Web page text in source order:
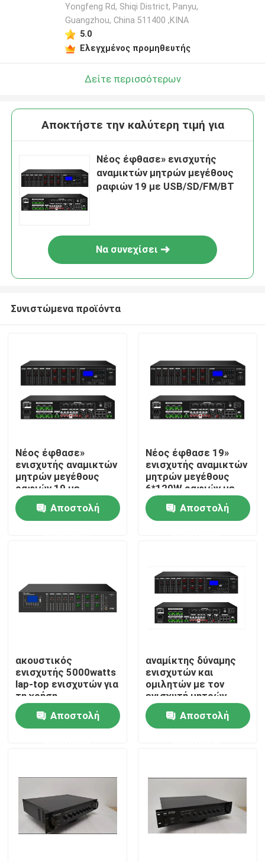
Σπίτι
Βίντεο
Γύρος εργοστασίων
Ποιοτικός έλεγχος
Ειδήσεις
Περιπτώσεις
Yongfeng Rd, Shiqi District, Panyu,
Guangzhou, China 511400 ,ΚΙΝΑ
5.0
Ελεγχμένος προμηθευτής
Δείτε περισσότερων
Αποκτήστε την καλύτερη τιμή για
Νέος έφθασε» ενισχυτής
αναμικτών μητρών μεγέθους
ραφιών 19 με USB/SD/FM/BT
Να συνεχίσει
Συνιστώμενα προϊόντα
Νέος έφθασε»
ενισχυτής αναμικτών
μητρών μεγέθους
ραφιών 19 με
USB/SD/FM/BT
Αποστολή
Νέος έφθασε 19»
ενισχυτής αναμικτών
μητρών μεγέθους
6*120W ραφιών με
USB/SD/FM/BT
Αποστολή
ακουστικός
ενισχυτής 5000watts
lap-top ενισχυτών για
τη χρήση
Αποστολή
αναμίκτης δύναμης
ενισχυτών και
ομιλητών με τον
ενισχυτή μητρών
Αποστολή